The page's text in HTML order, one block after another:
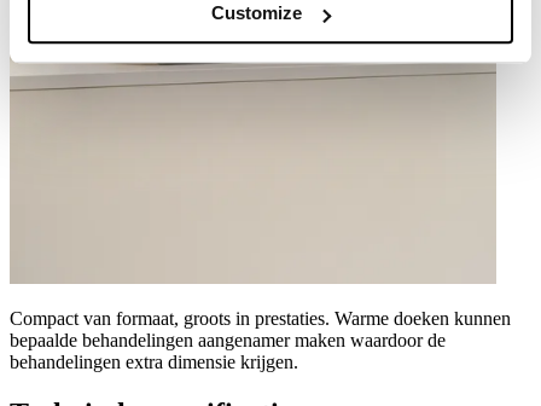
Customize
Compact van formaat, groots in prestaties. Warme doeken kunnen
bepaalde behandelingen aangenamer maken waardoor de
behandelingen extra dimensie krijgen.